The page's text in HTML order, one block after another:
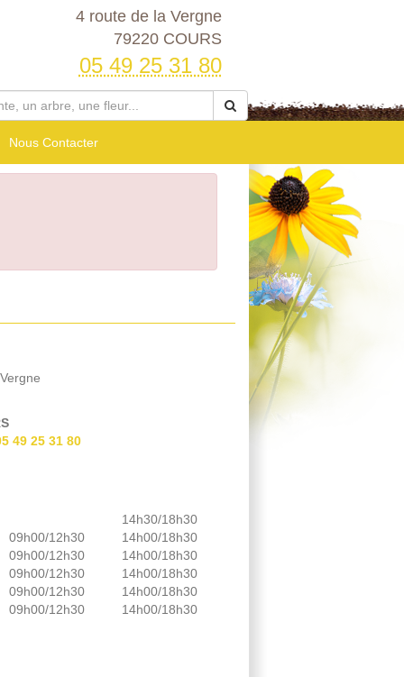
4 route de la Vergne
79220 COURS
05 49 25 31 80
Nous Contacter
49 25 31 80
14h30/18h30
09h00/12h30
14h00/18h30
09h00/12h30
14h00/18h30
09h00/12h30
14h00/18h30
09h00/12h30
14h00/18h30
09h00/12h30
14h00/18h30